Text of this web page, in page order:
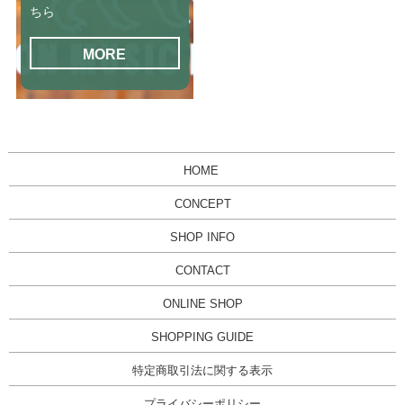
ちら
MORE
HOME
CONCEPT
SHOP INFO
CONTACT
ONLINE SHOP
SHOPPING GUIDE
特定商取引法に関する表示